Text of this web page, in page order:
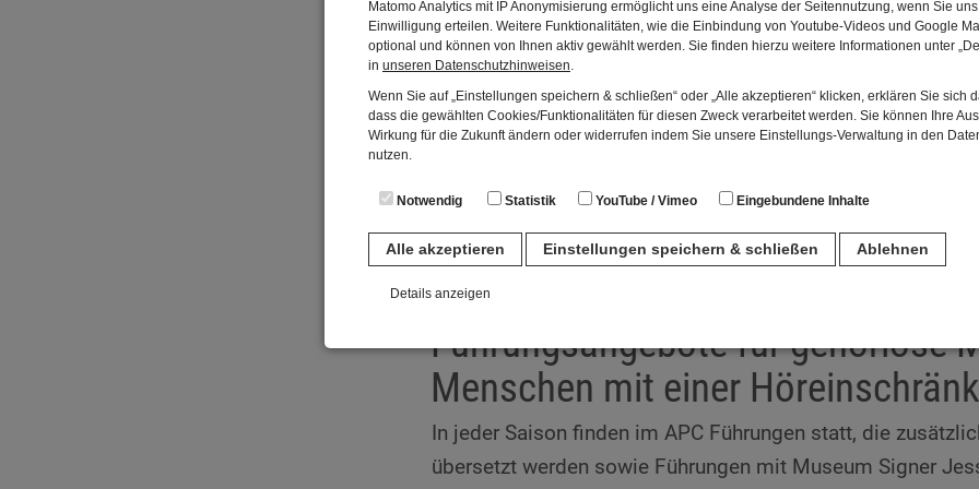
Matomo Analytics mit IP Anonymisierung ermöglicht uns eine Analyse der Seitennutzung, wenn Sie
Einwilligung erteilen. Weitere Funktionalitäten, wie die Einbindung von Youtube-Videos und Google
optional und können von Ihnen aktiv gewählt werden. Sie finden hierzu weitere Informationen unter
in unseren Datenschutzhinweisen
Wenn Sie auf „Einstellungen speichern & schließen“ oder „Alle akzeptieren“ klicken, erklären Sie sich
dass die gewählten Cookies/Funktionalitäten für diesen Zweck verarbeitet werden. Sie können Ihre
Wirkung für die Zukunft ändern oder widerrufen indem Sie unsere Einstellungs-Verwaltung in den
nutzen.
Notwendig Statistik YouTube / Vimeo Eingebundene Inhalte
Alle akzeptieren Einstellungen speichern & schließen Ablehnen
Details anzeigen
Diese Cookies sind für den Betrieb der Seite unbedingt notwendig. Hierbei werden keinerlei
gespeichert. Lediglich eine anonyme Session-ID wird hinterlegt.
Statistik
Diese Website nutzt Matomo Analytics für die Auswertung der Seitenaufrufe als Statistik. Die hierdurch
werden ausschließlich auf unseren eigenen Servern gespeichert. Eine Übertragung an Dritte erfolgt
Führungsangebote für blinde und
Menschen
Im Rahmen der Tastführung erhalten Nichtsehende und
allem haptisch an unterschiedlichen Taststationen zu
Termine
Führungsangebote für gehörlose
Menschen mit einer
In jeder Saison finden im APC Führungen statt, die
übersetzt werden sowie Führungen mit Museum Signer